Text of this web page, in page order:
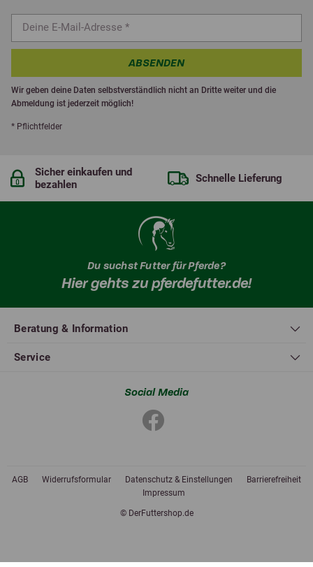
ABSENDEN
Wir geben deine Daten selbstverständlich nicht an Dritte weiter und die
Abmeldung ist jederzeit möglich!
* Pflichtfelder
Sicher einkaufen und
bezahlen
Schnelle Lieferung
Du suchst Futter für Pferde?
Hier gehts zu pferdefutter.de!
Beratung & Information
Service
Social Media
© DerFuttershop.de
AGB Widerrufsformular Datenschutz & Einstellungen
Barrierefreiheit
Impressum